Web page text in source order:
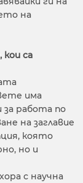
на
са
има
за работа по
на заглавие
която
но и
с научна